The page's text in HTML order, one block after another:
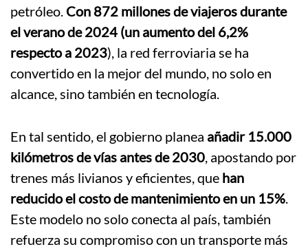
petróleo. Con 872 millones de viajeros durante
el verano de 2024 (un aumento del 6,2%
respecto a 2023), la red ferroviaria se ha
convertido en la mejor del mundo, no solo en
alcance, sino también en tecnología.
En tal sentido, el gobierno planea añadir 15.000
kilómetros de vías antes de 2030, apostando por
trenes más livianos y eficientes, que han
reducido el costo de mantenimiento en un 15%.
Este modelo no solo conecta al país, también
refuerza su compromiso con un transporte más